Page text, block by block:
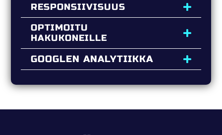
RESPONSIIVISUUS
OPTIMOITU
HAKUKONEILLE
GOOGLEN ANALYTIIKKA